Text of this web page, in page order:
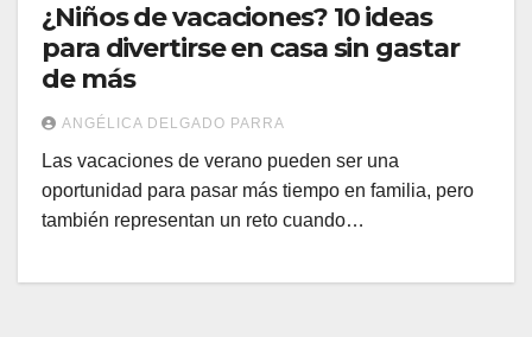
¿Niños de vacaciones? 10 ideas
para divertirse en casa sin gastar
de más
ANGÉLICA DELGADO PARRA
Las vacaciones de verano pueden ser una
oportunidad para pasar más tiempo en familia, pero
también representan un reto cuando…